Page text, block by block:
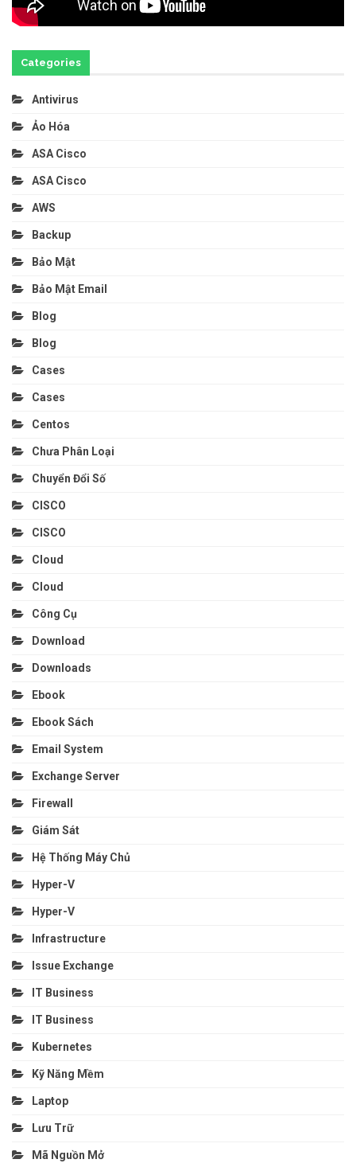
Categories
Antivirus
Ảo Hóa
ASA Cisco
ASA Cisco
AWS
Backup
Bảo Mật
Bảo Mật Email
Blog
Blog
Cases
Cases
Centos
Chưa Phân Loại
Chuyển Đổi Số
CISCO
CISCO
Cloud
Cloud
Công Cụ
Download
Downloads
Ebook
Ebook Sách
Email System
Exchange Server
Firewall
Giám Sát
Hệ Thống Máy Chủ
Hyper-V
Hyper-V
Infrastructure
Issue Exchange
IT Business
IT Business
Kubernetes
Kỹ Năng Mềm
Laptop
Lưu Trữ
Mã Nguồn Mở